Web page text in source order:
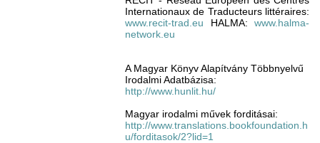
Internationaux de Traducteurs littéraires:
www.recit-trad.eu HALMA: www.halma-
network.eu
A Magyar Könyv Alapítvány Többnyelvű
Irodalmi Adatbázisa:
http://www.hunlit.hu/
Magyar irodalmi művek forditásai:
http://www.translations.bookfoundation.h
u/forditasok/2?lid=1